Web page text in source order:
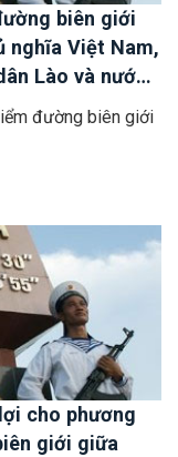
biên giới
nghĩa Việt Nam,
Lào và nước
đường biên giới
cho phương
giới giữa